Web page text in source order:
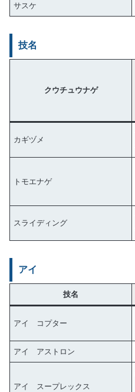
サスケ
技名
クウチュウナゲ
カギヅメ
トモエナゲ
スライディング
アイ
技名
アイ コプター
アイ アストロン
アイ スープレックス